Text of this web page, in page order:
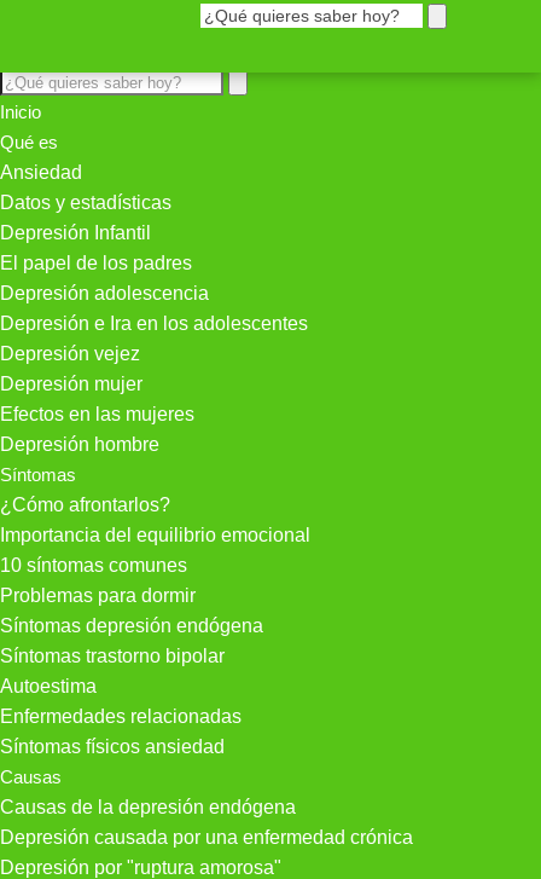
Inicio
Qué es
Ansiedad
Datos y estadísticas
Depresión Infantil
El papel de los padres
Depresión adolescencia
Depresión e Ira en los adolescentes
Depresión vejez
Depresión mujer
Efectos en las mujeres
Depresión hombre
Síntomas
¿Cómo afrontarlos?
Importancia del equilibrio emocional
10 síntomas comunes
Problemas para dormir
Síntomas depresión endógena
Síntomas trastorno bipolar
Autoestima
Enfermedades relacionadas
Síntomas físicos ansiedad
Causas
Causas de la depresión endógena
Depresión causada por una enfermedad crónica
Depresión por "ruptura amorosa"